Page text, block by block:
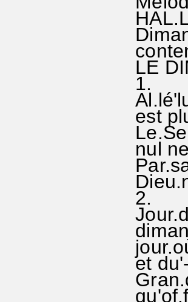
LE
1.
est
nul
2.
et